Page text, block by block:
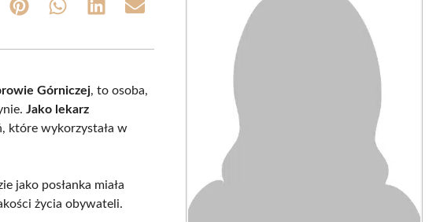
Share Share Share Share
Górniczej, to osoba,
Jako lekarz
które wykorzystała w
jako posłanka miała
życia obywateli.